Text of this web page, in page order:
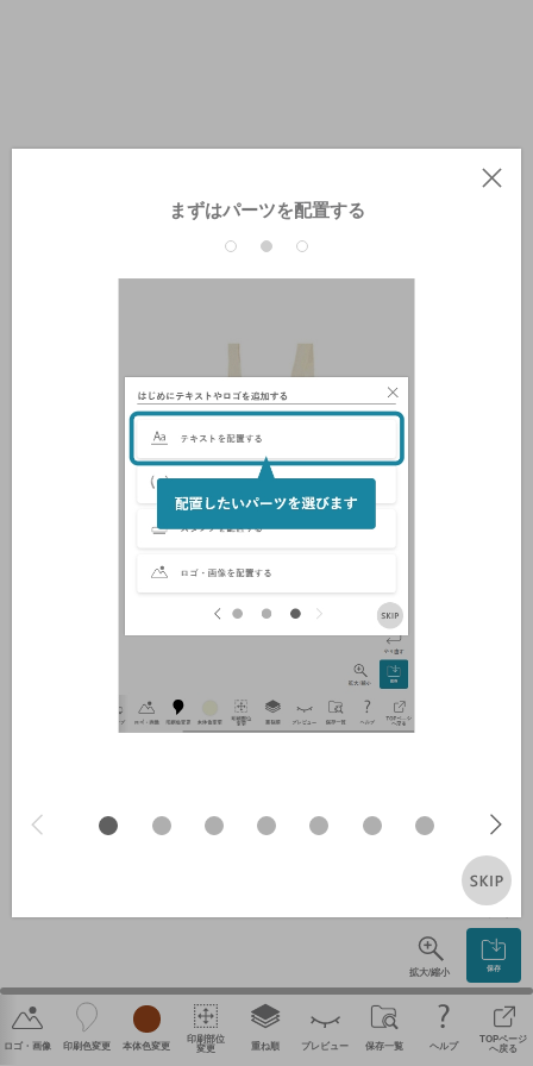
保存
拡大/縮小
ロゴ・画像 印刷色変更 本体色変更
印刷部位
変更 重ね順 プレビュー 保存一覧 ヘルプ
TOPページ
へ戻る
まずはパーツを配置する